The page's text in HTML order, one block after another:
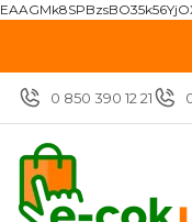
0 850 390 12 21